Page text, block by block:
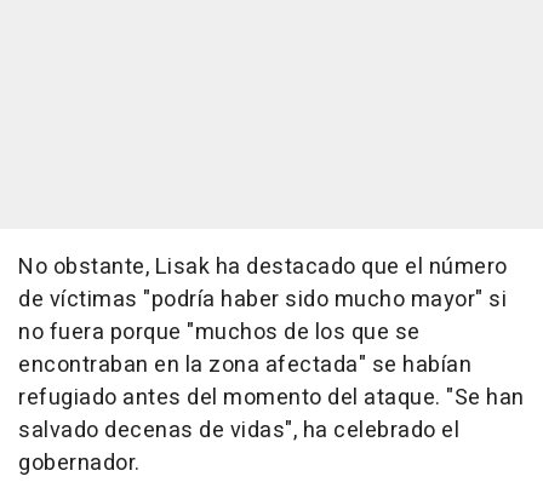
No obstante, Lisak ha destacado que el número
de víctimas "podría haber sido mucho mayor" si
no fuera porque "muchos de los que se
encontraban en la zona afectada" se habían
refugiado antes del momento del ataque. "Se han
salvado decenas de vidas", ha celebrado el
gobernador.